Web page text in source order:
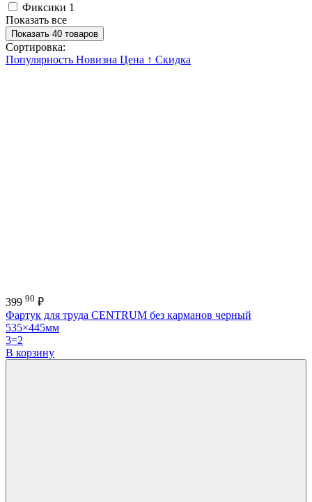
Фиксики 1
Показать все
Показать 40 товаров
Сортировка:
Популярность Новизна Цена ↑ Скидка
399 90 ₽
Фартук для труда CENTRUM без карманов черный
535×445мм
3=2
В корзину